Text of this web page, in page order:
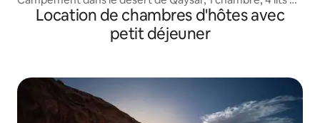
petit déjeuner
Location de chambres d'hôtes avec
petit déjeuner